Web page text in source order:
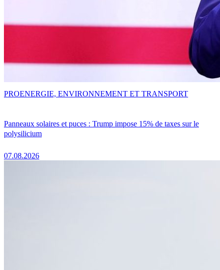
Panneaux solaires et puces : Trump impose 15% de taxes sur le
polysilicium
07.08.2026
PROENERGIE, ENVIRONNEMENT ET TRANSPORT